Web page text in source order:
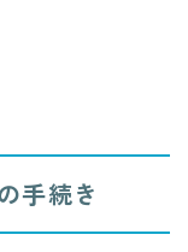
手続き